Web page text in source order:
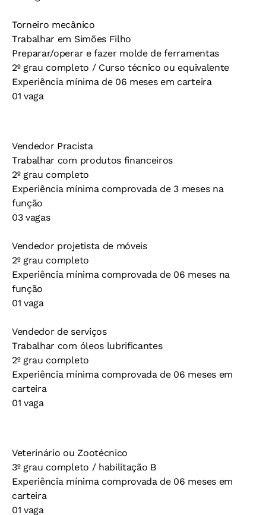
Torneiro mecânico
Trabalhar em Simões Filho
Preparar/operar e fazer molde de ferramentas
2º grau completo / Curso técnico ou equivalente
Experiência mínima de 06 meses em carteira
01 vaga
Vendedor Pracista
Trabalhar com produtos financeiros
2º grau completo
Experiência mínima comprovada de 3 meses na
função
03 vagas
Vendedor projetista de móveis
2º grau completo
Experiência mínima comprovada de 06 meses na
função
01 vaga
Vendedor de serviços
Trabalhar com óleos lubrificantes
2º grau completo
Experiência mínima comprovada de 06 meses em
carteira
01 vaga
Veterinário ou Zootécnico
3º grau completo / habilitação B
Experiência mínima comprovada de 06 meses em
carteira
01 vaga